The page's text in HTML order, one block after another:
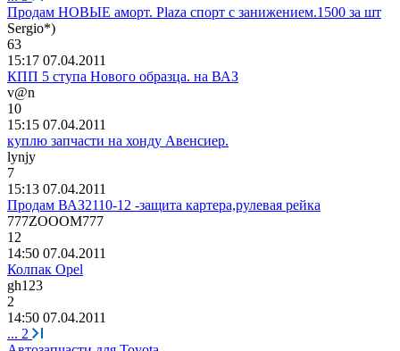
Продам НОВЫЕ аморт. Plaza спорт с занижением.1500 за шт
Sergio*)
63
15:17 07.04.2011
КПП 5 ступа Нового образца. на ВАЗ
v@n
10
15:15 07.04.2011
куплю запчасти на хонду Авенсиер.
lynjy
7
15:13 07.04.2011
Продам ВАЗ2110-12 -защита картера,рулевая рейка
777ZOOOM777
12
14:50 07.04.2011
Колпак Opel
gh123
2
14:50 07.04.2011
... 2